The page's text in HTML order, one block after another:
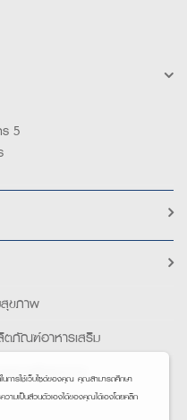
5
ขภาพ
ภัณฑ์อาหารเสริม
รณ์เพื่อสุขภาพ
นการใช้เว็บไซต์ของคุณ คุณสามารถศึกษา
วามเป็นส่วนตัวเองได้ของคุณได้เองโดยคลิก